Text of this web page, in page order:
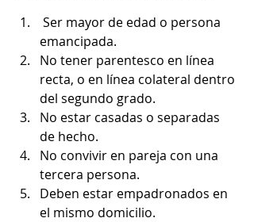
emancipada.
No tener parentesco en línea
recta, o en línea colateral dentro
del segundo grado.
No estar casadas o separadas
de hecho.
No convivir en pareja con una
tercera persona.
Deben estar empadronados en
el mismo domicilio.